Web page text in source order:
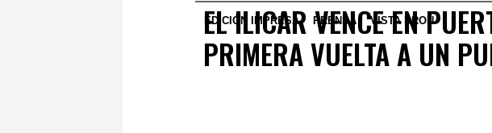
EDICIÓN IMPRESA PRENSA VISTA DRON
EL ILICAR VENCE EN
PRIMERA VUELTA A UN